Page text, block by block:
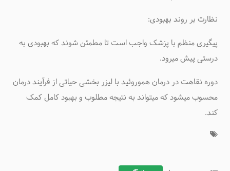
نظارت بر روند بهبودی:
پیگیری منظم با پزشک واجب است تا مطمئن شوند که بهبودی به
درستی پیش میرود.
دوره نقاهت در درمان هموروئید با لیزر بخشی حیاتی از فرآیند درمان
محسوب میشود که میتواند به نتیجه مطلوب و بهبود کامل کمک
کند.